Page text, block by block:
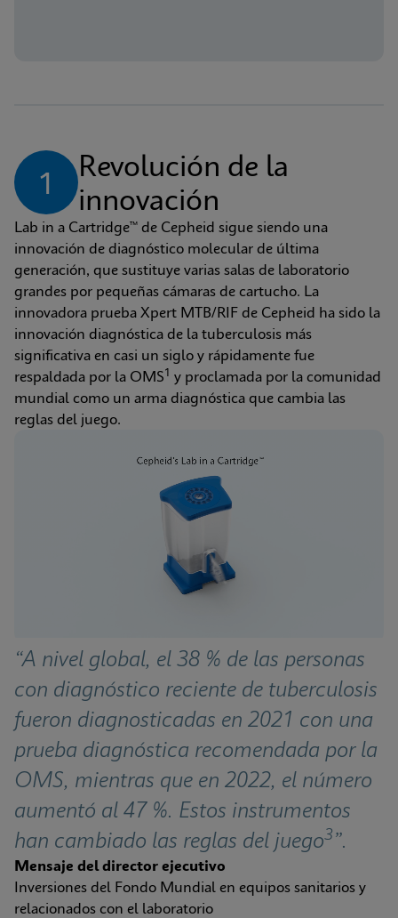
1
Revolución de la
innovación
Lab in a Cartridge™ de Cepheid sigue siendo una
innovación de diagnóstico molecular de última
generación, que sustituye varias salas de laboratorio
grandes por pequeñas cámaras de cartucho. La
innovadora prueba Xpert MTB/RIF de Cepheid ha sido la
innovación diagnóstica de la tuberculosis más
significativa en casi un siglo y rápidamente fue
respaldada por la OMS1 y proclamada por la comunidad
mundial como un arma diagnóstica que cambia las
reglas del juego.
“A nivel global, el 38 % de las personas
con diagnóstico reciente de tuberculosis
fueron diagnosticadas en 2021 con una
prueba diagnóstica recomendada por la
OMS, mientras que en 2022, el número
aumentó al 47 %. Estos instrumentos
han cambiado las reglas del juego3”.
Mensaje del director ejecutivo
Inversiones del Fondo Mundial en equipos sanitarios y
relacionados con el laboratorio